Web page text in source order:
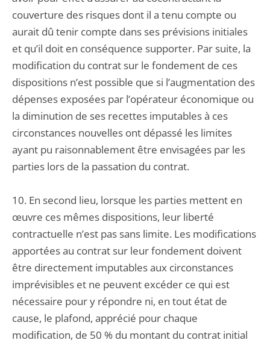
couverture des risques dont il a tenu compte ou
aurait dû tenir compte dans ses prévisions initiales
et qu’il doit en conséquence supporter. Par suite, la
modification du contrat sur le fondement de ces
dispositions n’est possible que si l’augmentation des
dépenses exposées par l’opérateur économique ou
la diminution de ses recettes imputables à ces
circonstances nouvelles ont dépassé les limites
ayant pu raisonnablement être envisagées par les
parties lors de la passation du contrat.
10. En second lieu, lorsque les parties mettent en
œuvre ces mêmes dispositions, leur liberté
contractuelle n’est pas sans limite. Les modifications
apportées au contrat sur leur fondement doivent
être directement imputables aux circonstances
imprévisibles et ne peuvent excéder ce qui est
nécessaire pour y répondre ni, en tout état de
cause, le plafond, apprécié pour chaque
modification, de 50 % du montant du contrat initial